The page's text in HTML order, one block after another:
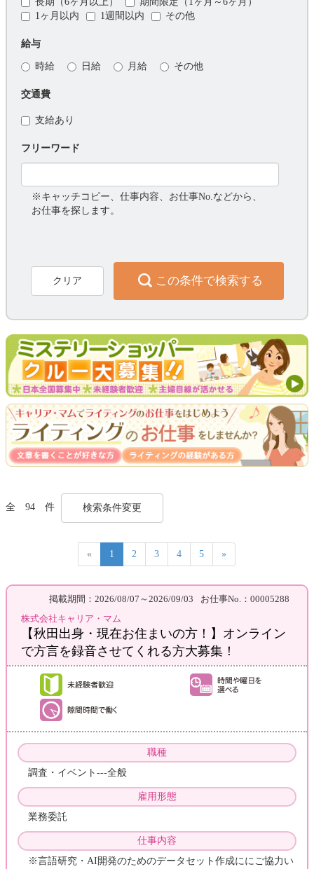
1ヶ月以内
1週間以内 その他
給与
時給 日給 月給 その他
交通費
支給あり
フリーワード
※キャッチコピー、仕事内容、お仕事No.などから、
お仕事を探します。
クリア この条件で検索する
全 94 件 検索条件変更
« 1 2 3 4 5 »
掲載期間：2026/08/07～2026/09/03
お仕事No.：00005288
株式会社キャリア・マム
【秋田出身・現在お住まいの方！】オンライン
で方言を録音させてくれる方大募集！
職種
調査・イベント---全般
雇用形態
業務委託
仕事内容
※言語研究・AI開発のためのデータセット作成ににご協力い